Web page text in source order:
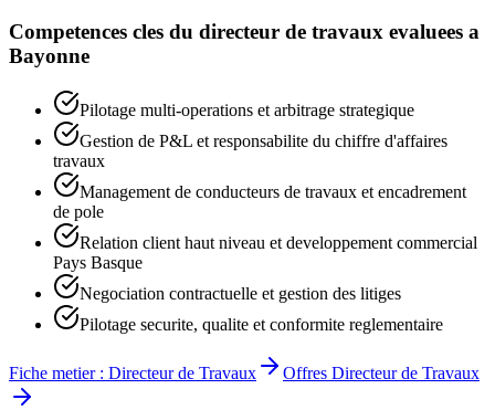
Competences cles du directeur de travaux evaluees a
Bayonne
Pilotage multi-operations et arbitrage strategique
Gestion de P&L et responsabilite du chiffre d'affaires
travaux
Management de conducteurs de travaux et encadrement
de pole
Relation client haut niveau et developpement commercial
Pays Basque
Negociation contractuelle et gestion des litiges
Pilotage securite, qualite et conformite reglementaire
Fiche metier : Directeur de Travaux Offres Directeur de Travaux